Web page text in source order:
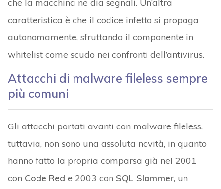
che la macchina ne dia segnali. Un’altra
caratteristica è che il codice infetto si propaga
autonomamente, sfruttando il componente in
whitelist come scudo nei confronti dell’antivirus.
Attacchi di malware fileless sempre
più comuni
Gli attacchi portati avanti con malware fileless,
tuttavia, non sono una assoluta novità, in quanto
hanno fatto la propria comparsa già nel 2001
con Code Red e 2003 con SQL Slammer, un